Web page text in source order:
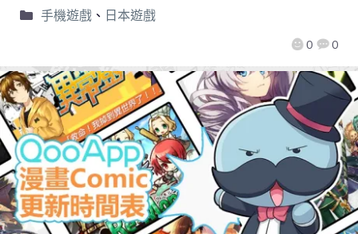
0 0
手機遊戲、 日本遊戲